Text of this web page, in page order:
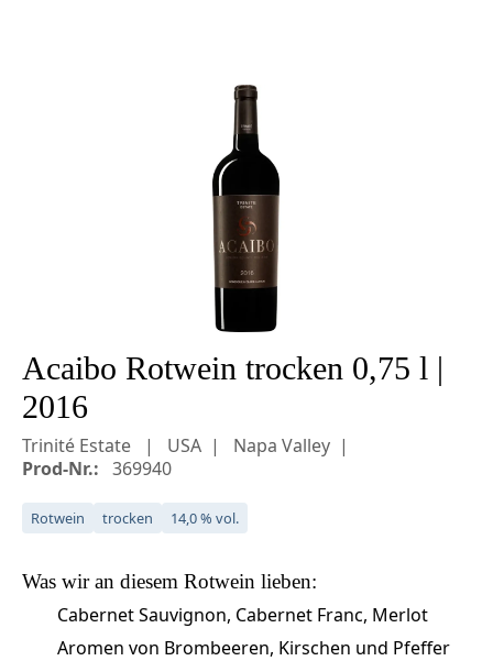
Bildergalerie überspringen
Acaibo Rotwein trocken 0,75 l |
2016
Trinité Estate USA
Napa Valley
Prod-Nr.: 369940
Rotwein trocken 14,0 % vol.
Was wir an diesem Rotwein lieben:
Cabernet Sauvignon, Cabernet Franc, Merlot
Aromen von Brombeeren, Kirschen und Pfeffer